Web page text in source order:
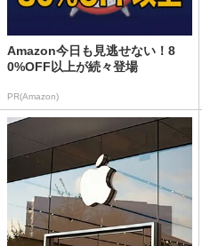
Amazon今日も見逃せない！8
0%OFF以上が続々登場
PR(Amazon)